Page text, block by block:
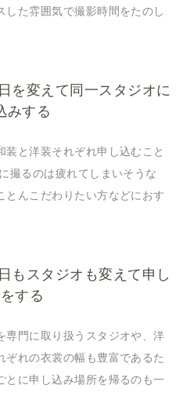
た雰囲気で撮影時間をたのし
を変えて同一スタジオに
みする
と洋装それぞれ申し込むこと
撮るのは疲れてしまいそうな
んこだわりたい方などにおす
もスタジオも変えて申し
する
門に取り扱うスタジオや、洋
れの衣裳の幅も豊富であるた
に申し込み場所を帰るのも一